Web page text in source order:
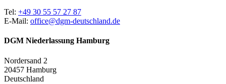
Tel: +49 30 55 57 27 87
E-Mail: office@dgm-deutschland.de
DGM Niederlassung Hamburg
Nordersand 2
20457 Hamburg
Deutschland